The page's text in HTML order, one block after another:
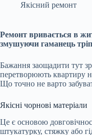
Якісний ремонт
Ремонт вривається в
змушуючи гаманець
Бажання заощадити тут
перетворюють квартиру
Що точно не варто
Якісні чорнові матеріали
Це є основою
штукатурку, стяжку або